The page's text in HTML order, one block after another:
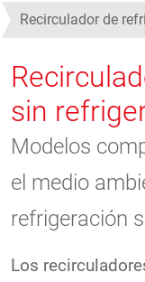
Recirculador de
sin
Modelos
el medio
refrigeración
Los